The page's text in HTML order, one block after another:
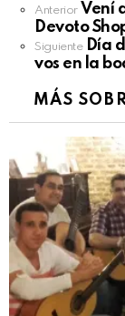
See
more
Anterior Vení
Devoto
Siguiente Día
vos en la
MÁS